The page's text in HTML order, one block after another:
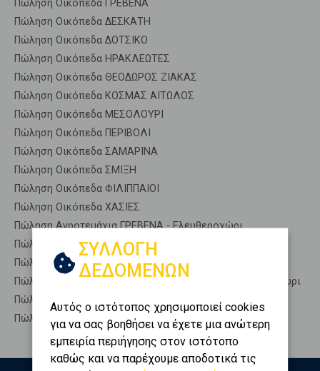
Πώληση Οικόπεδα ΓΡΕΒΕΝΑ
Πώληση Οικόπεδα ΔΕΣΚΑΤΗ
Πώληση Οικόπεδα ΔΟΤΣΙΚΟ
Πώληση Οικόπεδα ΗΡΑΚΛΕΩΤΕΣ
Πώληση Οικόπεδα ΘΕΟΔΩΡΟΣ ΖΙΑΚΑΣ
Πώληση Οικόπεδα ΚΟΣΜΑΣ ΑΙΤΩΛΟΣ
Πώληση Οικόπεδα ΜΕΣΟΛΟΥΡΙ
Πώληση Οικόπεδα ΠΕΡΙΒΟΛΙ
Πώληση Οικόπεδα ΣΑΜΑΡΙΝΑ
Πώληση Οικόπεδα ΣΜΙΞΗ
Πώληση Οικόπεδα ΦΙΛΙΠΠΑΙΟΙ
Πώληση Οικόπεδα ΧΑΣΙΕΣ
Πώληση Αγροτεμάχια ΓΡΕΒΕΝΑ - Ελευθεροχώρι
Πώληση Δασικές εκτάσεις ΓΡΕΒΕΝΑ - Ελευθεροχώρι
Πώληση Εκτάσεις ΓΡΕΒΕΝΑ - Ελευθεροχώρι
Πώληση Επαγγελματικά οικόπεδα ΓΡΕΒΕΝΑ - Ελευθεροχώρι
Πώληση Νησιά ΓΡΕΒΕΝΑ - Ελευθεροχώρι
Πώληση Οικιστικά ΓΡΕΒΕΝΑ - Ελευθεροχώρι
ΣΥΛΛΟΓΗ
ΔΕΔΟΜΕΝΩΝ
Αυτός ο ιστότοπος χρησιμοποιεί cookies
για να σας βοηθήσει να έχετε μια ανώτερη
εμπειρία περιήγησης στον ιστότοπο
καθώς και να παρέχουμε αποδοτικά τις